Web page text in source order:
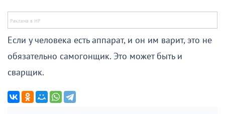
Если у человека есть аппарат, и он им варит, это не
обязательно самогонщик. Это может быть и
сварщик.